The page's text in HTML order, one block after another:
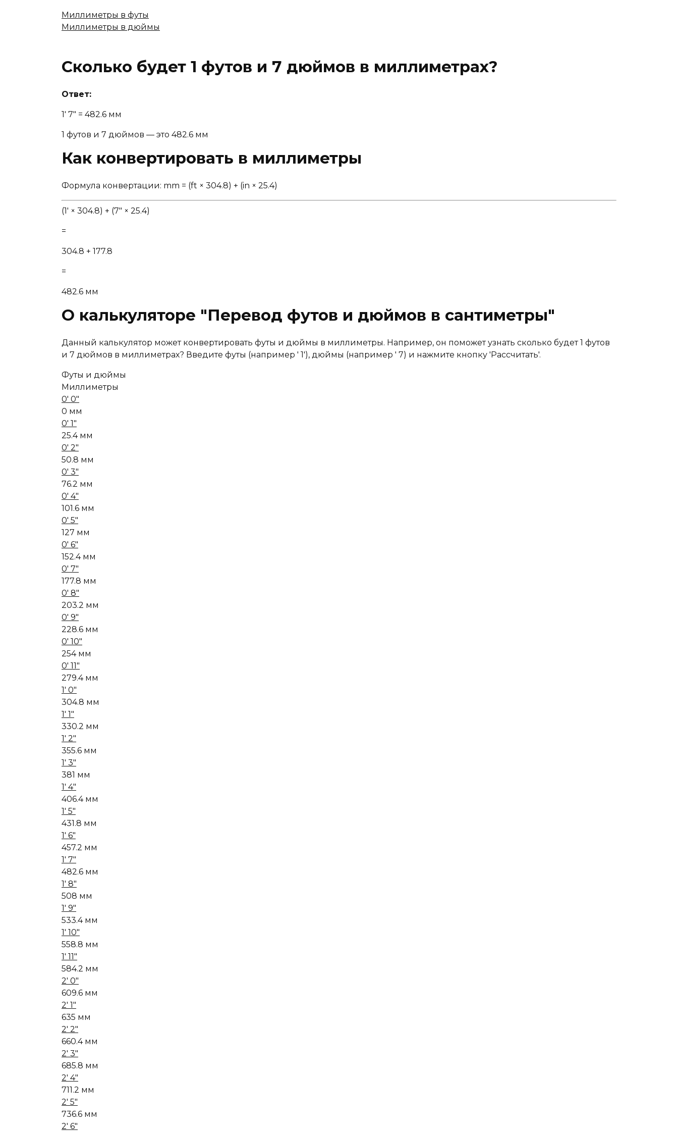
Миллиметры в футы
Миллиметры в дюймы
Сколько будет 1 футов и 7 дюймов в миллиметрах?
Ответ:
1' 7" = 482.6 мм
1 футов и 7 дюймов — это 482.6 мм
Как конвертировать в миллиметры
Формула конвертации: mm = (ft × 304.8) + (in × 25.4)
(1' × 304.8) + (7" × 25.4)
=
304.8 + 177.8
=
482.6 мм
О калькуляторе "Перевод футов и дюймов в сантиметры"
Данный калькулятор может конвертировать футы и дюймы в миллиметры. Например, он поможет узнать сколько будет 1 футов
и 7 дюймов в миллиметрах? Введите футы (например ' 1'), дюймы (например ' 7) и нажмите кнопку 'Рассчитать'.
Футы и дюймы
Миллиметры
0' 0"
0 мм
0' 1"
25.4 мм
0' 2"
50.8 мм
0' 3"
76.2 мм
0' 4"
101.6 мм
0' 5"
127 мм
0' 6"
152.4 мм
0' 7"
177.8 мм
0' 8"
203.2 мм
0' 9"
228.6 мм
0' 10"
254 мм
0' 11"
279.4 мм
1' 0"
304.8 мм
1' 1"
330.2 мм
1' 2"
355.6 мм
1' 3"
381 мм
1' 4"
406.4 мм
1' 5"
431.8 мм
1' 6"
457.2 мм
1' 7"
482.6 мм
1' 8"
508 мм
1' 9"
533.4 мм
1' 10"
558.8 мм
1' 11"
584.2 мм
2' 0"
609.6 мм
2' 1"
635 мм
2' 2"
660.4 мм
2' 3"
685.8 мм
2' 4"
711.2 мм
2' 5"
736.6 мм
2' 6"